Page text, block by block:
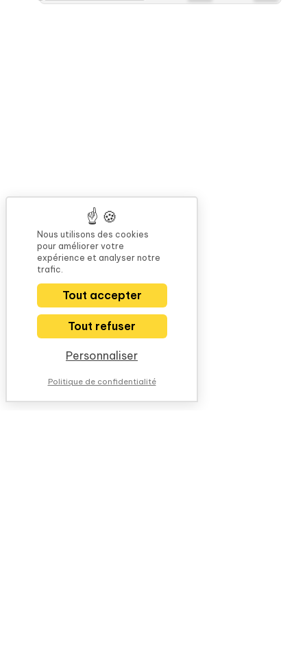
Nous utilisons des cookies
pour améliorer votre
expérience et analyser notre
trafic.
Tout accepter
Tout refuser
Personnaliser
Politique de confidentialité